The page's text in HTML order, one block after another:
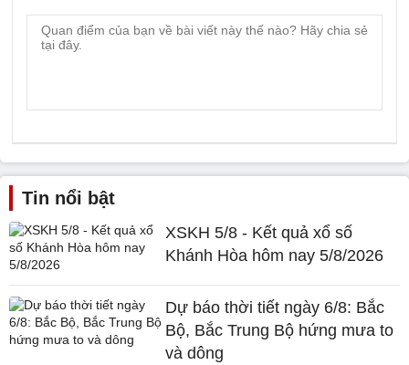
Tin nổi bật
XSKH 5/8 - Kết quả xổ số
Khánh Hòa hôm nay 5/8/2026
Dự báo thời tiết ngày 6/8: Bắc
Bộ, Bắc Trung Bộ hứng mưa to
và dông